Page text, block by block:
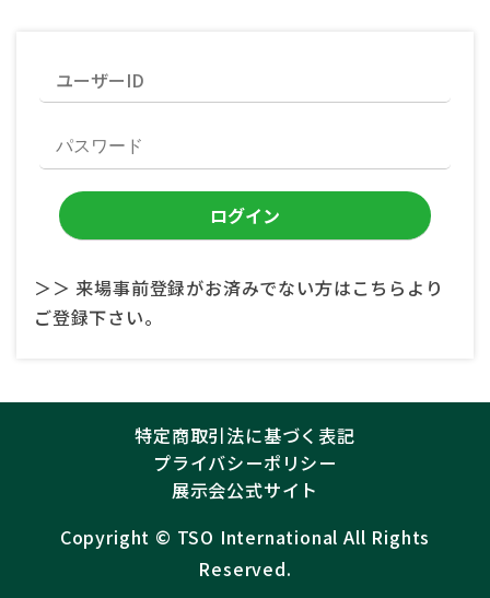
＞＞ 来場事前登録がお済みでない方はこちらより
ご登録下さい。
特定商取引法に基づく表記
プライバシーポリシー
展示会公式サイト
Copyright ©︎ TSO International All Rights
Reserved.